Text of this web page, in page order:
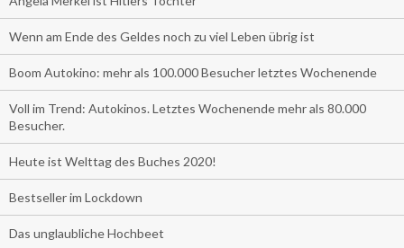
Wenn am Ende des Geldes noch zu viel Leben übrig ist
Boom Autokino: mehr als 100.000 Besucher letztes Wochenende
Voll im Trend: Autokinos. Letztes Wochenende mehr als 80.000
Besucher.
Heute ist Welttag des Buches 2020!
Bestseller im Lockdown
Das unglaubliche Hochbeet